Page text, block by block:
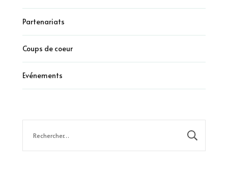
Partenariats
Coups de coeur
Evénements